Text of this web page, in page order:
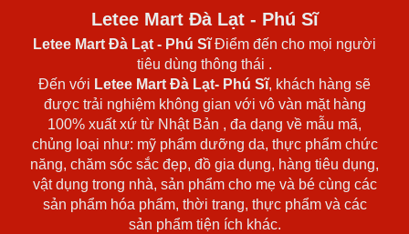
Letee Mart Đà Lạt - Phú Sĩ
Letee Mart Đà Lạt - Phú SĩĐiểm đến cho mọi người
tiêu dùng thông thái .
Đến với Letee Mart Đà Lạt- Phú Sĩ, khách hàng sẽ
được trải nghiệm không gian với vô vàn mặt hàng
100% xuất xứ từ Nhật Bản , đa dạng về mẫu mã,
chủng loại như: mỹ phẩm dưỡng da, thực phẩm chức
năng, chăm sóc sắc đẹp, đồ gia dụng, hàng tiêu dụng,
vật dụng trong nhà, sản phẩm cho mẹ và bé cùng các
sản phẩm hóa phẩm, thời trang, thực phẩm và các
sản phẩm tiện ích khác.